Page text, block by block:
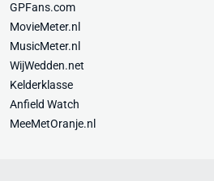
GPFans.com
MovieMeter.nl
MusicMeter.nl
WijWedden.net
Kelderklasse
Anfield Watch
MeeMetOranje.nl